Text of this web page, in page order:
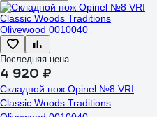
Последняя цена
4 920 ₽
Складной нож Opinel №8 VRI
Classic Woods Traditions